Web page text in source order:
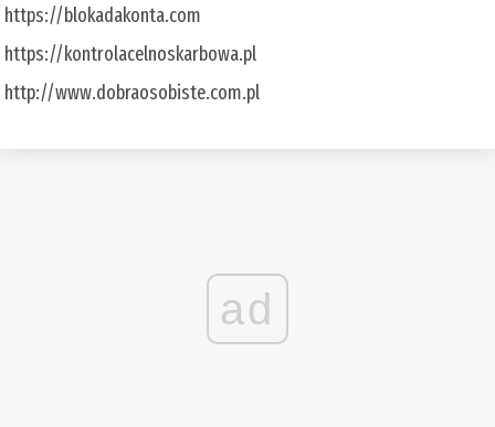
https://blokadakonta.com
https://kontrolacelnoskarbowa.pl
http://www.dobraosobiste.com.pl
ad